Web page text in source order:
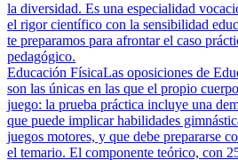
la diversidad. Es una especialidad
el rigor científico con la sensibilidad
te preparamos para afrontar el caso
pedagógico.
Educación FísicaLas oposiciones de
son las únicas en las que el propio
juego: la prueba práctica incluye una
que puede implicar habilidades
juegos motores, y que debe prepararse
el temario. El componente teórico, con